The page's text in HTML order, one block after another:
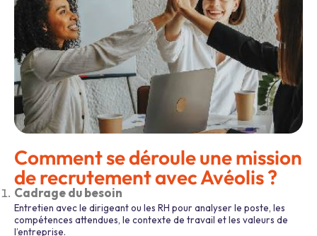
Comment se déroule une mission
de recrutement avec Avéolis ?
Cadrage du besoin
Entretien avec le dirigeant ou les RH pour analyser le poste, les
compétences attendues, le contexte de travail et les valeurs de
l’entreprise.